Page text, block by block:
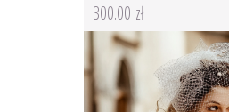
300.00 zł